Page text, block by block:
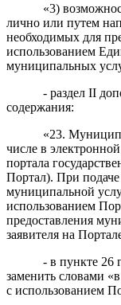
«3)
лично или путем
необходимых для
использованием
муниципальных
- раздел II
содержания:
«23.
числе в
портала
Портал). При подаче
муниципальной
использованием
предоставления
заявителя на
- в пункте 26
заменить словами
с использованием